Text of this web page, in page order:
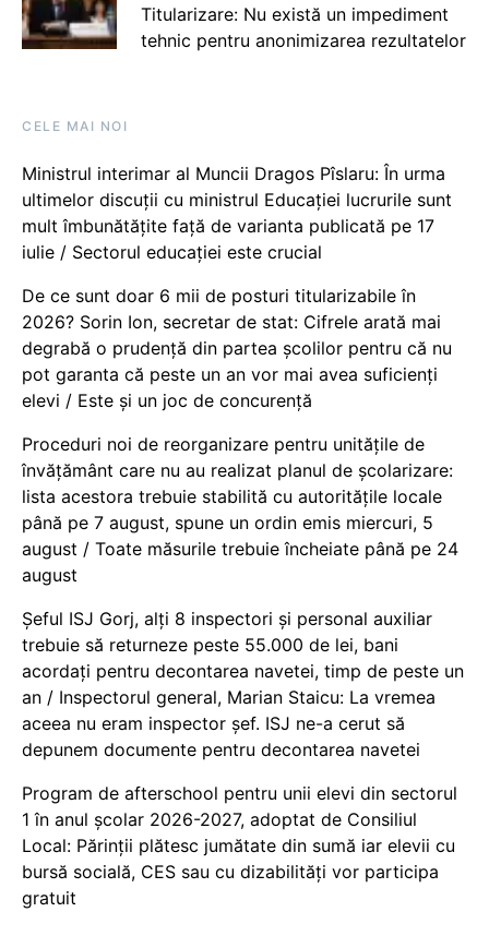
Titularizare: Nu există un impediment
tehnic pentru anonimizarea rezultatelor
CELE MAI NOI
Ministrul interimar al Muncii Dragos Pîslaru: În urma
ultimelor discuții cu ministrul Educației lucrurile sunt
mult îmbunătățite față de varianta publicată pe 17
iulie / Sectorul educației este crucial
De ce sunt doar 6 mii de posturi titularizabile în
2026? Sorin Ion, secretar de stat: Cifrele arată mai
degrabă o prudență din partea școlilor pentru că nu
pot garanta că peste un an vor mai avea suficienți
elevi / Este și un joc de concurență
Proceduri noi de reorganizare pentru unitățile de
învățământ care nu au realizat planul de școlarizare:
lista acestora trebuie stabilită cu autoritățile locale
până pe 7 august, spune un ordin emis miercuri, 5
august / Toate măsurile trebuie încheiate până pe 24
august
Șeful ISJ Gorj, alți 8 inspectori și personal auxiliar
trebuie să returneze peste 55.000 de lei, bani
acordați pentru decontarea navetei, timp de peste un
an / Inspectorul general, Marian Staicu: La vremea
aceea nu eram inspector șef. ISJ ne-a cerut să
depunem documente pentru decontarea navetei
Program de afterschool pentru unii elevi din sectorul
1 în anul școlar 2026-2027, adoptat de Consiliul
Local: Părinții plătesc jumătate din sumă iar elevii cu
bursă socială, CES sau cu dizabilităţi vor participa
gratuit